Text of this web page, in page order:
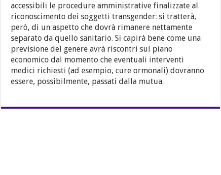
accessibili le procedure amministrative finalizzate al
riconoscimento dei soggetti transgender: si tratterà,
però, di un aspetto che dovrà rimanere nettamente
separato da quello sanitario. Si capirà bene come una
previsione del genere avrà riscontri sul piano
economico dal momento che eventuali interventi
medici richiesti (ad esempio, cure ormonali) dovranno
essere, possibilmente, passati dalla mutua.